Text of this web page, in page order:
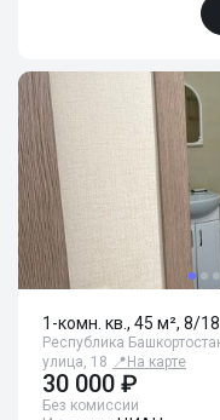
1-комн. кв., 45 м², 8/
Республика
улица, 18 📍 На карте
30 000 ₽
Без комиссии